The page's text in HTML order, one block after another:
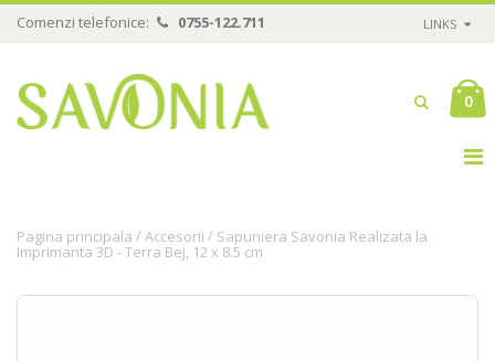
Comenzi telefonice: 0755-122.711 LINKS
0
Pagina principala /Accesorii / Sapuniera Savonia Realizata la
Imprimanta 3D - Terra Bej, 12 x 8.5 cm